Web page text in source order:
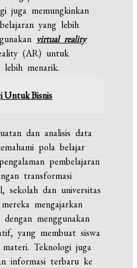
juga memungkinkan
yang lebih
virtual reality
(AR) untuk
lebih menarik.
Untuk Bisnis
dan analisis data
pola belajar
pembelajaran
transformasi
sekolah dan universitas
mengajarkan
menggunakan
yang membuat siswa
Teknologi juga
informasi terbaru ke